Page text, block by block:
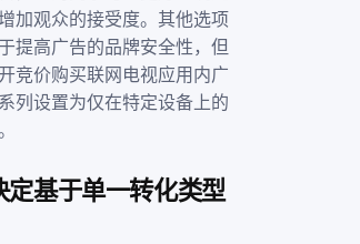
加观众的接受度。其他选项
提高广告的品牌安全性，但
竞价购买联网电视应用内广
列设置为仅在特定设备上的
基于单一转化类型